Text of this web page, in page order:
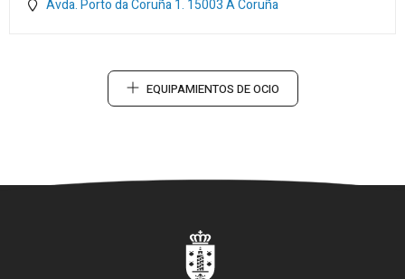
Avda. Porto da Coruña 1. 15003A Coruña
EQUIPAMIENTOS DE OCIO